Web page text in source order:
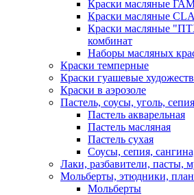
Краски масляные
Краски масляные
Краски масляные
комбинат
Наборы масляных
Краски темперные
Краски гуашевые
Краски в аэрозоле
Пастель, соусы, уголь, сепия
Пастель акварельная
Пастель масляная
Пастель сухая
Соусы, сепия,
Лаки, разбавители, пасты,
Мольберты, этюдники,
Мольберты